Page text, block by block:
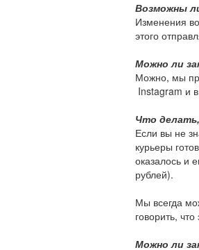
Возможны
Изменения
этого
Можно ли
Можно, мы
Instagram и
Что
Если вы не
курьеры
оказалось и
рублей).
Мы всегда
говорить,
Можно ли